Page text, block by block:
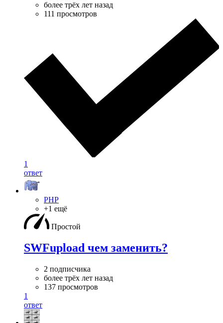
более трёх лет назад
111 просмотров
1
ответ
PHP
+1 ещё
Простой
SWFupload чем заменить?
2 подписчика
более трёх лет назад
137 просмотров
1
ответ